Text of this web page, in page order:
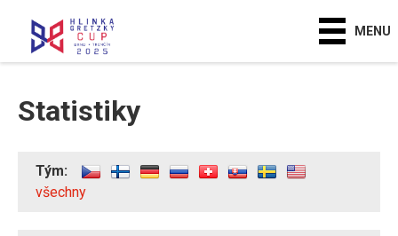
MENU
Statistiky
Tým:
všechny